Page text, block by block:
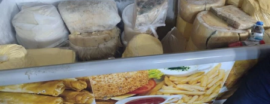
Kültür & Sanat
Magazin
Resmi İlan